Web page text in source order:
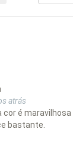
atrás
cor é
bastante.